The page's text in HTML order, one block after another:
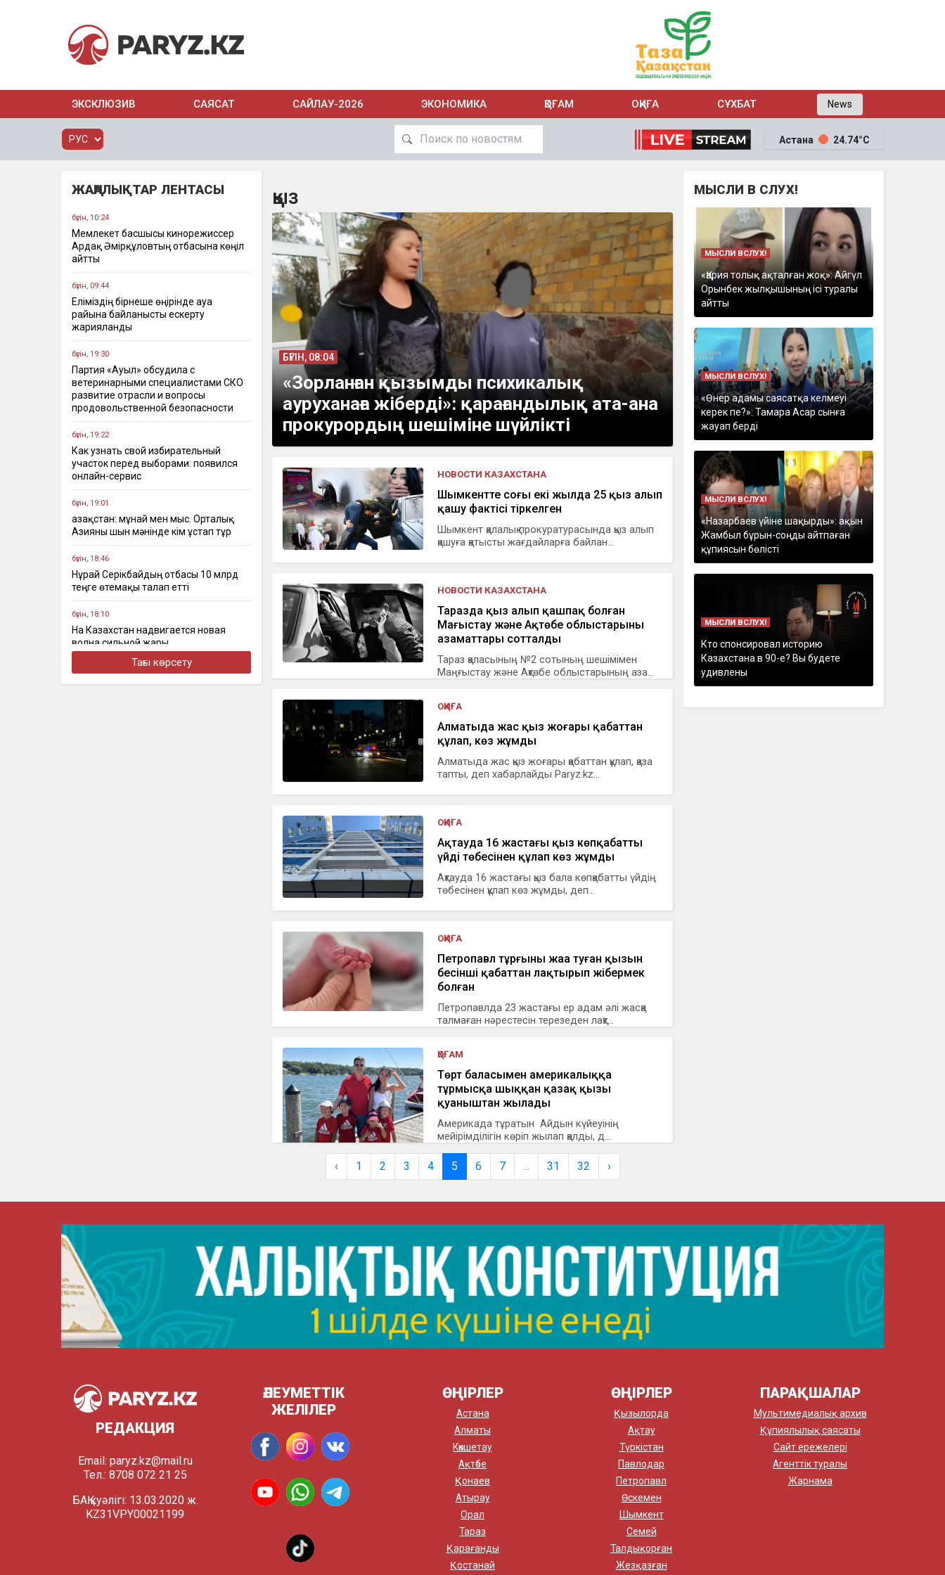
ЭКСКЛЮЗИВ САЯСАТ САЙЛАУ-2026 ЭКОНОМИКА ҚОҒАМ ОҚИҒА СҰХБАТ News
Астана 24.74°C
ЖАҢАЛЫҚТАР ЛЕНТАСЫ
бүгін, 10:24
Мемлекет басшысы кинорежиссер
Ардақ Әмірқұловтың отбасына көңіл
айтты
бүгін, 09:44
Еліміздің бірнеше өңірінде ауа
райына байланысты ескерту
жарияланды
бүгін, 19:30
Партия «Ауыл» обсудила с
ветеринарными специалистами СКО
развитие отрасли и вопросы
продовольственной безопасности
бүгін, 19:22
Как узнать свой избирательный
участок перед выборами: появился
онлайн-сервис
бүгін, 19:01
Қазақстан: мұнай мен мыс. Орталық
Азияны шын мәнінде кім ұстап тұр
бүгін, 18:46
Нұрай Серікбайдың отбасы 10 млрд
теңге өтемақы талап етті
бүгін, 18:10
На Казахстан надвигается новая
волна сильной жары
Алматыда құрылысшыларды кәсіби
Тағы көрсету
қыз
БҮГІН, 08:04
«Зорланған қызымды психикалық
ауруханаға жіберді»: қарағандылық ата-ана
прокурордың шешіміне шүйлікті
НОВОСТИ КАЗАХСТАНА
Шымкентте соңғы екі жылда 25 қыз алып
қашу фактісі тіркелген
Шымкент қалалық прокуратурасында қыз алып
қашуға қатысты жағдайларға байлан...
НОВОСТИ КАЗАХСТАНА
Таразда қыз алып қашпақ болған
Маңғыстау және Ақтөбе облыстарының
азаматтары сотталды
Тараз қаласының №2 сотының шешімімен
Маңғыстау және Ақтөбе облыстарының аза...
ОҚИҒА
Алматыда жас қыз жоғары қабаттан
құлап, көз жұмды
Алматыда жас қыз жоғары қабаттан құлап, қаза
тапты, деп хабарлайды Paryz.kz...
ОҚИҒА
Ақтауда 16 жастағы қыз көпқабатты
үйдің төбесінен құлап көз жұмды
Ақтауда 16 жастағы қыз бала көпқабатты үйдің
төбесінен құлап көз жұмды, деп...
ОҚИҒА
Петропавл тұрғыны жаңа туған қызын
бесінші қабаттан лақтырып жібермек
болған
Петропавлда 23 жастағы ер адам әлі жасқа
талмаған нәрестесін терезеден лақт...
ҚОҒАМ
Төрт баласымен америкалыққа
тұрмысқа шыққан қазақ қызы
қуаныштан жылады
Америкада тұратын Айдын күйеуінің
мейірімділігін көріп жылап қалды, д...
МЫСЛИ В СЛУХ!
МЫСЛИ ВСЛУХ!
«Қария толық ақталған жоқ»: Айгүл
Орынбек жылқышының ісі туралы
айтты
МЫСЛИ ВСЛУХ!
«Өнер адамы саясатқа келмеуі
керек пе?»: Тамара Асар сынға
жауап берді
МЫСЛИ ВСЛУХ!
«Назарбаев үйіне шақырды»: ақын
Жамбыл бұрын-соңды айтпаған
құпиясын бөлісті
МЫСЛИ ВСЛУХ!
Кто спонсировал историю
Казахстана в 90-е? Вы будете
удивлены
‹ 1 2 3 4 5 6 7 ... 31 32 ›
РЕДАКЦИЯ
Email: paryz.kz@mail.ru
Тел.: 8708 072 21 25
БАҚ куәлігі: 13.03.2020 ж.
KZ31VPY00021199
ӘЛЕУМЕТТІК
ЖЕЛІЛЕР
ӨҢІРЛЕР
Астана
Алматы
Көкшетау
Ақтөбе
Қонаев
Атырау
Орал
Тараз
Қарағанды
Қостанай
ӨҢІРЛЕР
Қызылорда
Ақтау
Түркістан
Павлодар
Петропавл
Өскемен
Шымкент
Семей
Талдықорған
Жезқазған
ПАРАҚШАЛАР
Мультимедиалық архив
Құпиялылық саясаты
Сайт ережелері
Агенттік туралы
Жарнама